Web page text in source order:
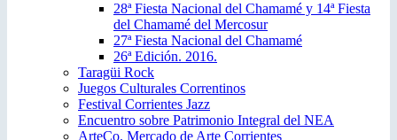
28ª Fiesta Nacional del Chamamé y 14ª Fiesta
del Chamamé del Mercosur
27ª Fiesta Nacional del Chamamé
26ª Edición. 2016.
Taragüi Rock
Juegos Culturales Correntinos
Festival Corrientes Jazz
Encuentro sobre Patrimonio Integral del NEA
ArteCo. Mercado de Arte Corrientes